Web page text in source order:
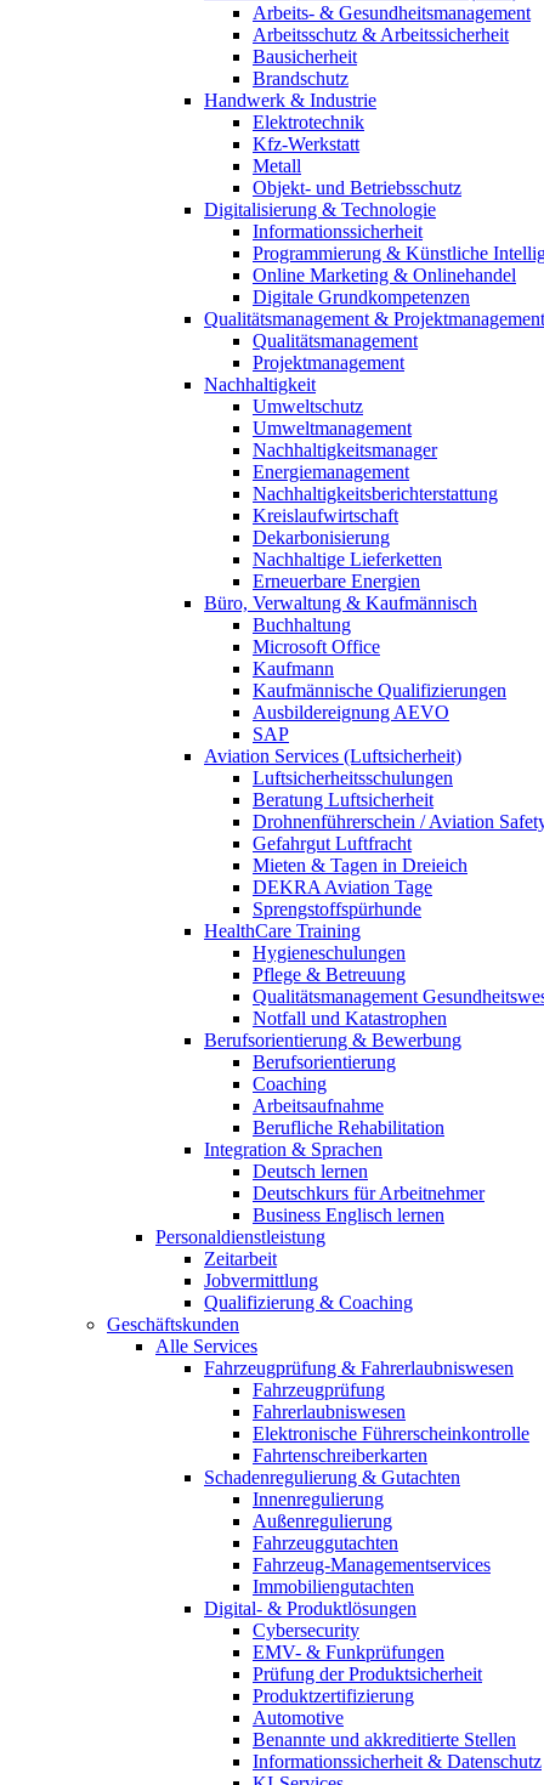
Arbeits- & Gesundheitsmanagement
Arbeitsschutz & Arbeitssicherheit
Bausicherheit
Brandschutz
Handwerk & Industrie
Elektrotechnik
Kfz-Werkstatt
Metall
Objekt- und Betriebsschutz
Digitalisierung & Technologie
Informationssicherheit
Programmierung & Künstliche
Online Marketing & Onlinehandel
Digitale Grundkompetenzen
Qualitätsmanagement & Projektmanagement
Qualitätsmanagement
Projektmanagement
Nachhaltigkeit
Umweltschutz
Umweltmanagement
Nachhaltigkeitsmanager
Energiemanagement
Nachhaltigkeitsberichterstattung
Kreislaufwirtschaft
Dekarbonisierung
Nachhaltige Lieferketten
Erneuerbare Energien
Büro, Verwaltung & Kaufmännisch
Buchhaltung
Microsoft Office
Kaufmann
Kaufmännische Qualifizierungen
Ausbildereignung AEVO
SAP
Aviation Services (Luftsicherheit)
Luftsicherheitsschulungen
Beratung Luftsicherheit
Drohnenführerschein / Aviation
Gefahrgut Luftfracht
Mieten & Tagen in Dreieich
DEKRA Aviation Tage
Sprengstoffspürhunde
HealthCare Training
Hygieneschulungen
Pflege & Betreuung
Qualitätsmanagement
Notfall und Katastrophen
Berufsorientierung & Bewerbung
Berufsorientierung
Coaching
Arbeitsaufnahme
Berufliche Rehabilitation
Integration & Sprachen
Deutsch lernen
Deutschkurs für Arbeitnehmer
Business Englisch lernen
Personaldienstleistung
Zeitarbeit
Jobvermittlung
Qualifizierung & Coaching
Geschäftskunden
Alle Services
Fahrzeugprüfung & Fahrerlaubniswesen
Fahrzeugprüfung
Fahrerlaubniswesen
Elektronische Führerscheinkontrolle
Fahrtenschreiberkarten
Schadenregulierung & Gutachten
Innenregulierung
Außenregulierung
Fahrzeuggutachten
Fahrzeug-Managementservices
Immobiliengutachten
Digital- & Produktlösungen
Cybersecurity
EMV- & Funkprüfungen
Prüfung der Produktsicherheit
Produktzertifizierung
Automotive
Benannte und akkreditierte Stellen
Informationssicherheit & Datenschutz